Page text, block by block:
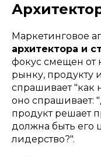
Маркетинговое
архитектора и
фокус смещен
рынку, продукту
спрашивает "как
оно спрашивает:
продукт решает
должна быть его
лидерство?".